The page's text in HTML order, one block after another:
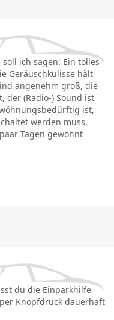
ich sagen: Ein tolles
Geräuschkulisse hält
angenehm groß, die
der (Radio-) Sound ist
ist,
werden muss.
Tagen gewöhnt
du die Einparkhilfe
Knopfdruck dauerhaft